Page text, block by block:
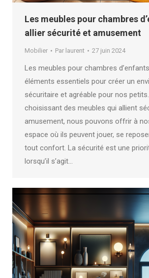
Les meubles pour chambres
allier sécurité et amusement
Mobilier Par laurent 27 juin 2024
Les meubles pour chambres
éléments essentiels pour créer un
sécuritaire et agréable pour nos
choisissant des meubles qui allient
amusement, nous pouvons offrir à
espace où ils peuvent jouer, se
tout confort. La sécurité est une
lorsqu’il s’agit…